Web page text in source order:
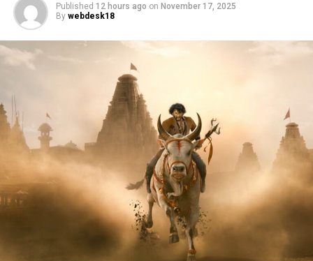
Published 12 hours ago on November 17, 2025
By webdesk18